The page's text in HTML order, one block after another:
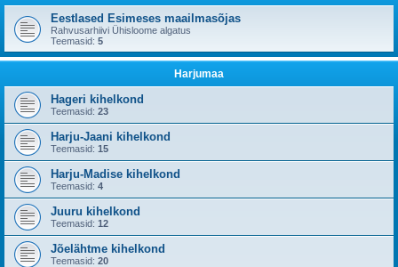
Eestlased Esimeses maailmasõjas
Rahvusarhiivi Ühisloome algatus
Teemasid: 5
Harjumaa
Hageri kihelkond
Teemasid: 23
Harju-Jaani kihelkond
Teemasid: 15
Harju-Madise kihelkond
Teemasid: 4
Juuru kihelkond
Teemasid: 12
Jõelähtme kihelkond
Teemasid: 20